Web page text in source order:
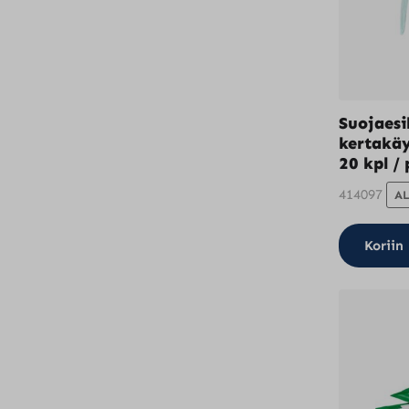
20 kpl /
414097
Koriin